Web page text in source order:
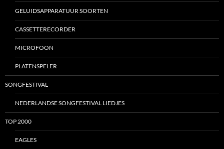
GELUIDSAPPARATUUR SOORTEN
CASSETTERECORDER
MICROFOON
PLATENSPELER
SONGFESTIVAL
NEDERLANDSE SONGFESTIVAL LIEDJES
TOP 2000
EAGLES